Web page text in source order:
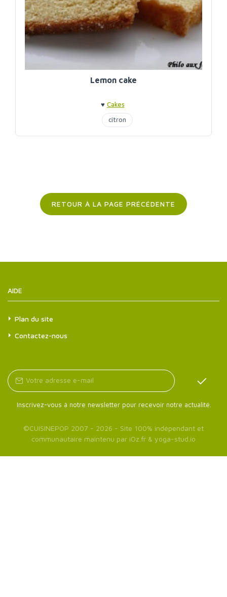
Lemon cake
♥ Cakes
citron
RETOUR À LA PAGE PRÉCÉDENTE
AIDE
Plan du site
Contactez-nous
Inscrivez-vous à notre newsletter pour recevoir notre actualité.
©CUISINEPOP 2007 - 2026 - Site 100% indépendant et
communautaire maintenu par iOz.fr & yoga-stud.io